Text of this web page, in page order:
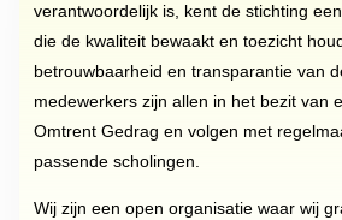
verantwoordelijk is, kent de stichting
die de kwaliteit bewaakt en toezicht
betrouwbaarheid en transparantie van
medewerkers zijn allen in het bezit van
Omtrent Gedrag en volgen met
passende scholingen.
Wij zijn een open organisatie waar wij